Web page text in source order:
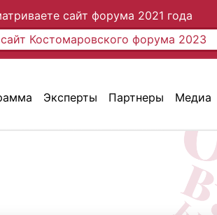
сайт форума 2021 года
Костомаровского форума 2023
Эксперты Партнеры Медиа